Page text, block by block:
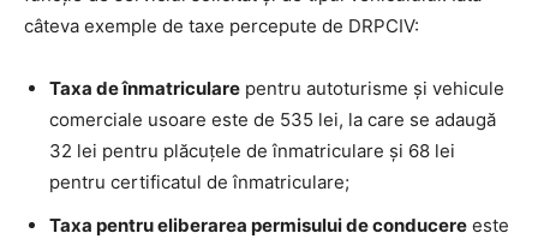
câteva exemple de taxe percepute de DRPCIV:
Taxa de înmatriculare pentru autoturisme și vehicule
comerciale usoare este de 535 lei, la care se adaugă
32 lei pentru plăcuțele de înmatriculare și 68 lei
pentru certificatul de înmatriculare;
Taxa pentru eliberarea permisului de conducere este